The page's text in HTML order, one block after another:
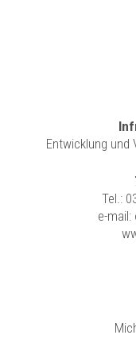
Entwicklung
Tel.:
e-mail: